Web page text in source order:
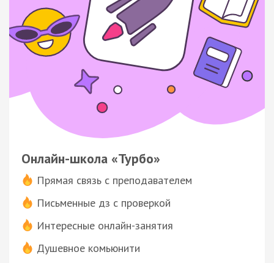
Онлайн-школа «Турбо»
Прямая связь с преподавателем
Письменные дз с проверкой
Интересные онлайн-занятия
Душевное комьюнити